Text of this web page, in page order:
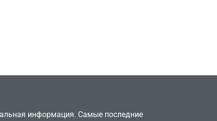
информация. Самые последние